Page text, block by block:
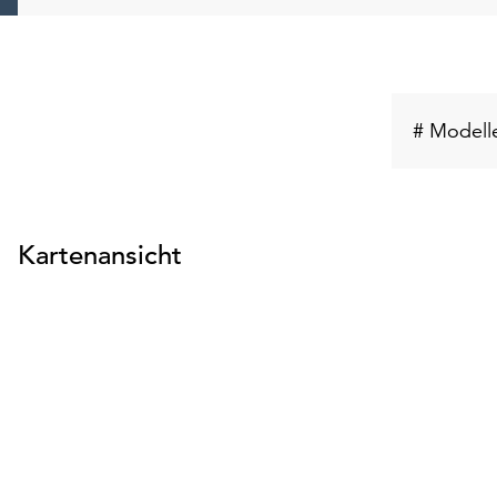
#
Kartenansicht